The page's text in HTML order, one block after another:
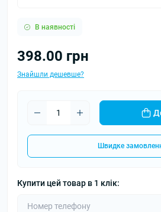
В наявності
398.00 грн
Знайшли дешевше?
Швидке
Купити цей товар в 1 клік: